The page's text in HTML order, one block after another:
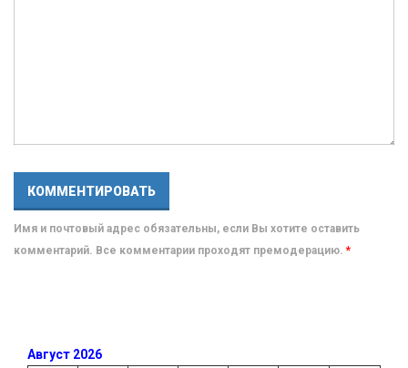
Имя и почтовый адрес обязательны, если Вы хотите оставить
комментарий. Все комментарии проходят премодерацию. *
Август 2026